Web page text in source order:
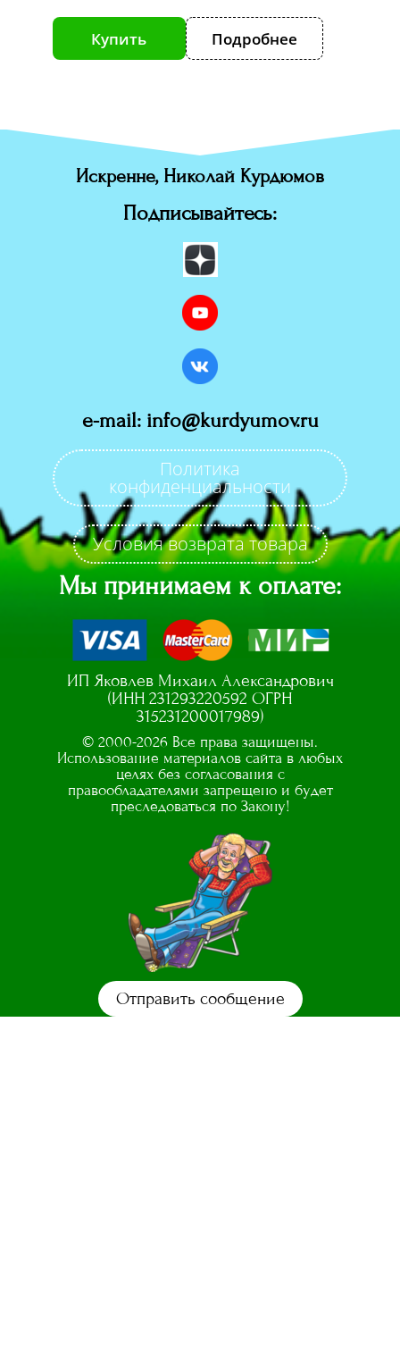
Купить Подробнее
Искренне, Николай Курдюмов
Подписывайтесь:
e-mail: info@kurdyumov.ru
Политика
конфиденциальности
Условия возврата товара
Мы принимаем к оплате:
ИП Яковлев Михаил Александрович
(ИНН 231293220592 ОГРН
315231200017989)
© 2000-2026 Все права защищены.
Использование материалов сайта в любых
целях без согласования с
правообладателями запрещено и будет
преследоваться по Закону!
Отправить сообщение